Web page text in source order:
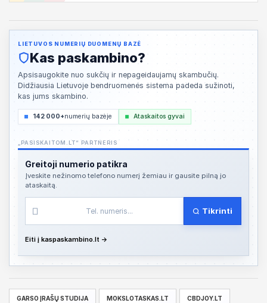
LIETUVOS NUMERIŲ DUOMENŲ BAZĖ
Kas paskambino?
Apsisaugokite nuo sukčių ir nepageidaujamų skambučių.
Didžiausia Lietuvoje bendruomenės sistema padeda sužinoti,
kas jums skambino.
142 000+numerių bazėje Ataskaitos gyvai
„PASISKAITOM.LT“ PARTNERIS
Greitoji numerio patikra
Įveskite nežinomo telefono numerį žemiau ir gausite pilną jo
ataskaitą.
Tikrinti
Eiti į kaspaskambino.lt →
GARSO ĮRAŠŲ STUDIJA MOKSLOTASKAS.LT CBDJOY.LT